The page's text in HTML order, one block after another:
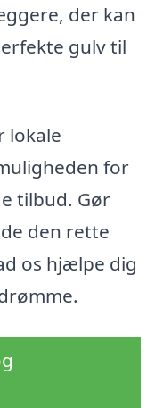
der kan
gulv til
lokale
for
tilbud. Gør
den rette
os hjælpe dig